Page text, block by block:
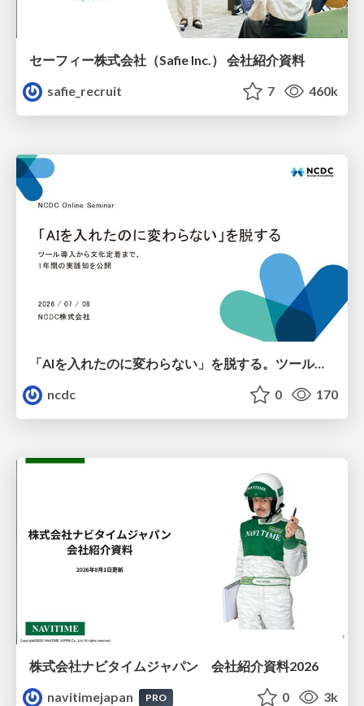
セーフィー株式会社（Safie Inc.） 会社紹介資料
safie_recruit
7 460k
「AIを入れたのに変わらない」を脱する。ツール導入から文化定着まで、1年間の実践知を公開
ncdc
0 170
株式会社ナビタイムジャパン 会社紹介資料2026
navitimejapan
PRO 0 3k